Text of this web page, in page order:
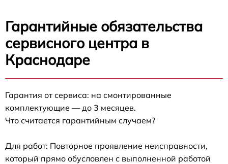
Гарантийные обязательства
сервисного центра в
Краснодаре
Гарантия от сервиса: на смонтированные
комплектующие — до 3 месяцев.
Что считается гарантийным случаем?
Для работ: Повторное проявление неисправности,
который прямо обусловлен с выполненной работой